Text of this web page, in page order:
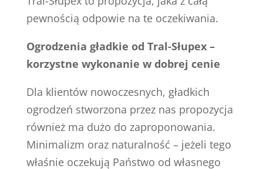
pewnością odpowie na te oczekiwania.
Ogrodzenia gładkie od Tral-Słupex –
korzystne wykonanie w dobrej cenie
Dla klientów nowoczesnych, gładkich
ogrodzeń stworzona przez nas propozycja
również ma dużo do zaproponowania.
Minimalizm oraz naturalność – jeżeli tego
właśnie oczekują Państwo od własnego